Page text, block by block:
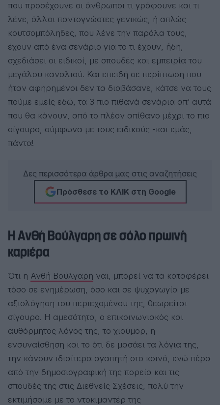
που προσέχουνε οι άνθρωποι τι γράφουνε και τι
λένε, άλλοι παντογνώστες γενικώς, ή απλώς
κουτσομπόληδες, που λένε την παρόλα τους,
έχουν από ένα σενάριο για το τι έχουν, ήδη,
σχεδιάσει οι ειδικοί, με σπουδές και εμπειρία του
μεγάλου καναλιού. Και επειδή σε περίπτωση που
ήταν αφηρημένοι δεν τα διαβάσανε, κάτσε να τους
πούμε εμείς εδώ, τα 3 πιο πιθανά σενάρια απ’ αυτά
που θα κάνουν, από το πλέον απίθανο μέχρι το πιο
σίγουρο, σύμφωνα με τους ειδικούς -και εμάς,
πάντα!
Δες περισσότερα άρθρα μας στις αναζητήσεις
Πρόσθεσε το ΚΛΙΚ στη Google
Η Ανθή Βούλγαρη σε σόλο πρωινή
καριέρα
Ότι η Ανθή Βούλγαρη ναι, μπορεί να τα καταφέρει
τόσο σε ενημέρωση, όσο και σε ψυχαγωγία με
αξιολόγηση του περιεχομένου της, θεωρείται
σίγουρο. Η αμεσότητα, ο επικοινωνιακός και
αυθόρμητος λόγος της, το χιούμορ, η
ενσυναίσθηση και το ότι δε μασάει τα λόγια της,
την κάνουν ιδιαίτερα αγαπητή στο κοινό, ενώ πέρα
από την δημοσιογραφική της πορεία και τις
σπουδές της στις Διεθνείς Σχέσεις, πολύ την
εκτιμήσαμε με το ντοκιμαντέρ της